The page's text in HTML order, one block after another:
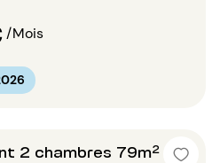
/Mois
2 chambres 79m²